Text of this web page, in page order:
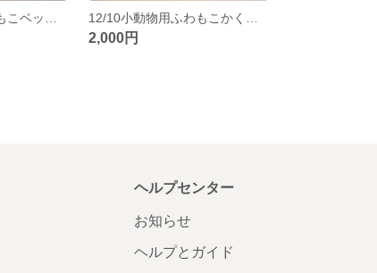
2,000円
ヘルプセンター
お知らせ
ヘルプとガイド